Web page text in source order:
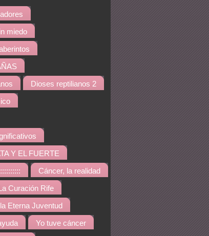
miedo
Dioses reptilianos 2
Y EL FUERTE
Cáncer, la realidad
La Curación Rife
Eterna Juventud
Yo tuve cáncer